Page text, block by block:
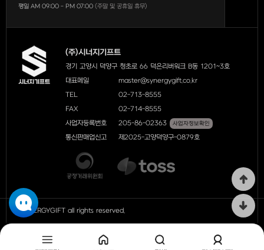
평일 AM 09:00 - PM 07:00 (주말 및 공휴일 휴무)
(주)시너지기프트
경기 고양시 덕양구 청초로 66 덕은리버워크 B동 1201~3호
대표메일
master@synergygift.co.kr
TEL
02-713-8555
FAX
02-714-8555
사업자등록번호
205-86-02363 사업자정보확인
통신판매업신고 제2025-고양덕양구-0879호
ⓒ SYNERGYGIFT all rights reserved.